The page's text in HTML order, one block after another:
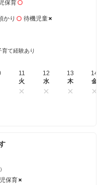
保育
かり 待機児童
て経験あり
11
火
12
水
13
木
14
金
保育